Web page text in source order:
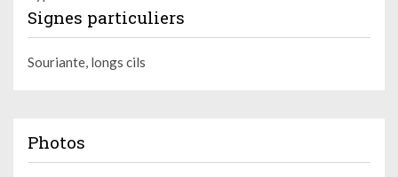
Signes particuliers
Souriante, longs cils
Photos